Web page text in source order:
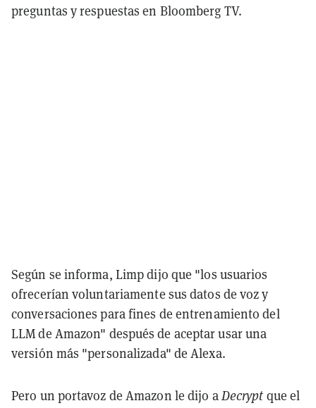
preguntas y respuestas en Bloomberg TV.
Según se informa, Limp dijo que "los usuarios
ofrecerían voluntariamente sus datos de voz y
conversaciones para fines de entrenamiento del
LLM de Amazon" después de aceptar usar una
versión más "personalizada" de Alexa.
Pero un portavoz de Amazon le dijo aDecrypt que el